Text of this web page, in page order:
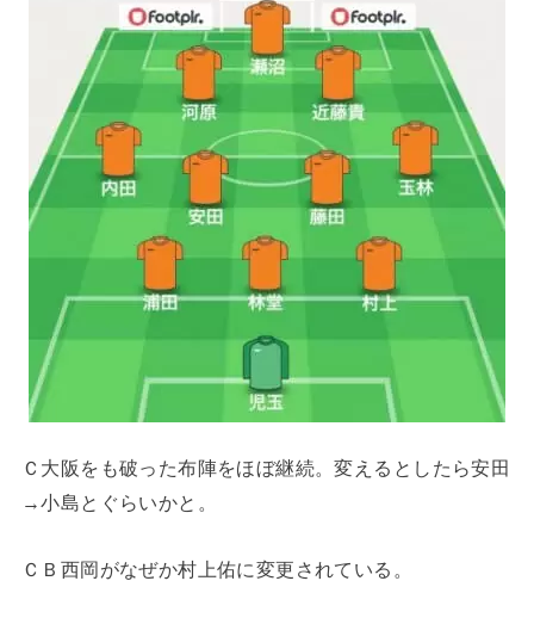
Ｃ大阪をも破った布陣をほぼ継続。変えるとしたら安田
→小島とぐらいかと。
ＣＢ西岡がなぜか村上佑に変更されている。